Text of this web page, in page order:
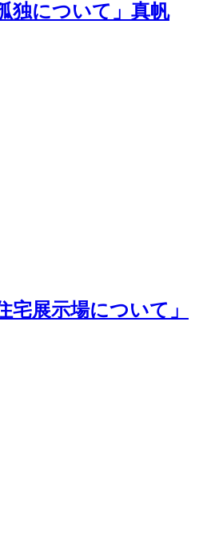
独について」真帆
宅展示場について」